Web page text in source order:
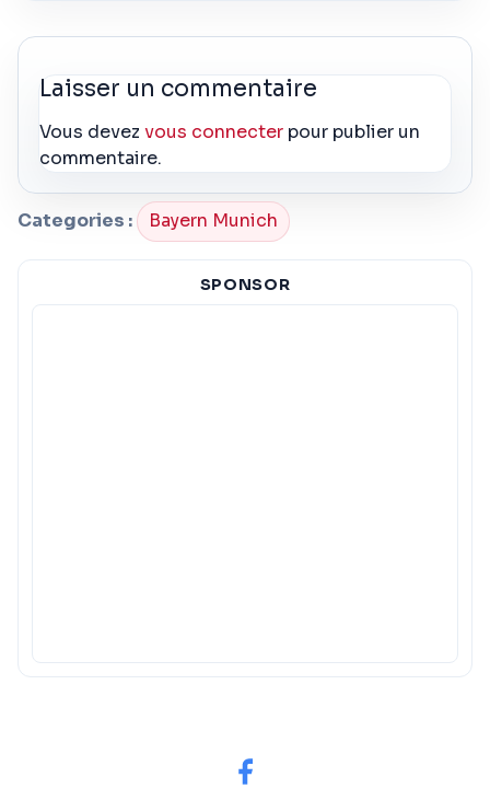
Laisser un commentaire
Vous devezvous connecter pour publier un
commentaire.
Categories : Bayern Munich
SPONSOR